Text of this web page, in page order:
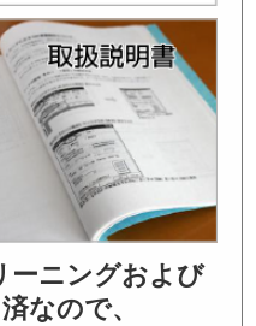
ーニングおよび
なので、